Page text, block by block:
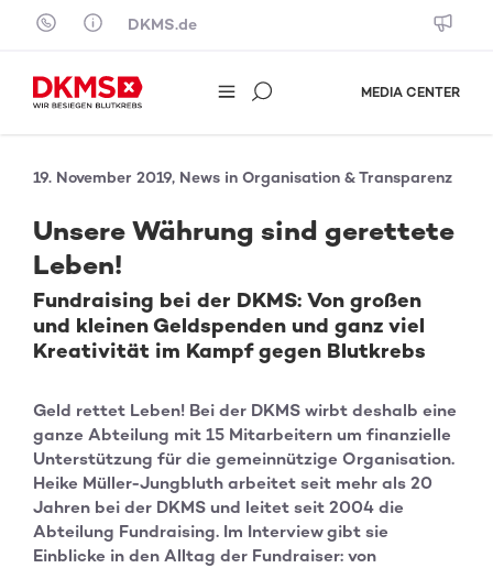
Skip to content
DKMS.de
MEDIA CENTER
19. November 2019, News in Organisation & Transparenz
Unsere Währung sind gerettete
Leben!
Fundraising bei der DKMS: Von großen
und kleinen Geldspenden und ganz viel
Kreativität im Kampf gegen Blutkrebs
Geld rettet Leben! Bei der DKMS wirbt deshalb eine
ganze Abteilung mit 15 Mitarbeitern um finanzielle
Unterstützung für die gemeinnützige Organisation.
Heike Müller-Jungbluth arbeitet seit mehr als 20
Jahren bei der DKMS und leitet seit 2004 die
Abteilung Fundraising. Im Interview gibt sie
Einblicke in den Alltag der Fundraiser: von